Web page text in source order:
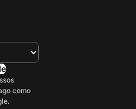
como